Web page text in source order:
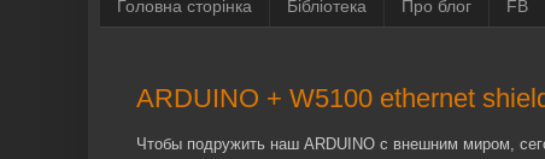
Головна сторінка Бібліотека Про блог FB
ARDUINO + W5100 ethernet
Чтобы подружить наш ARDUINO с внешним миром,